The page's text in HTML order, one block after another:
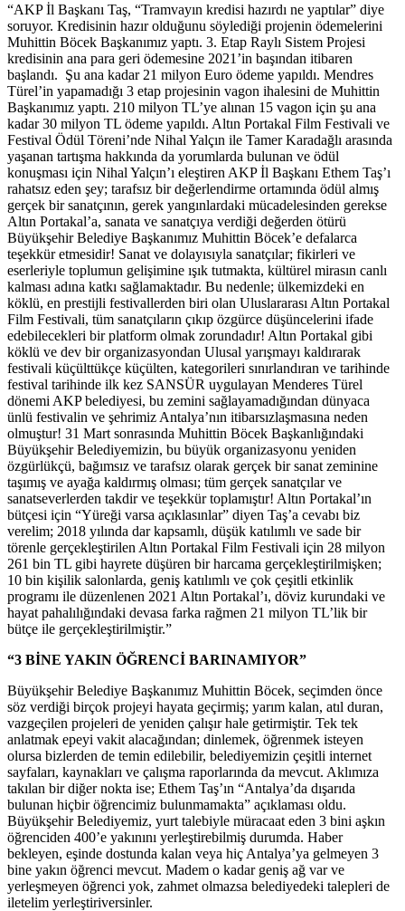
“AKP İl Başkanı Taş, “Tramvayın kredisi hazırdı ne yaptılar” diye
soruyor. Kredisinin hazır olduğunu söylediği projenin ödemelerini
Muhittin Böcek Başkanımız yaptı. 3. Etap Raylı Sistem Projesi
kredisinin ana para geri ödemesine 2021’in başından itibaren
başlandı. Şu ana kadar 21 milyon Euro ödeme yapıldı. Mendres
Türel’in yapamadığı 3 etap projesinin vagon ihalesini de Muhittin
Başkanımız yaptı. 210 milyon TL’ye alınan 15 vagon için şu ana
kadar 30 milyon TL ödeme yapıldı. Altın Portakal Film Festivali ve
Festival Ödül Töreni’nde Nihal Yalçın ile Tamer Karadağlı arasında
yaşanan tartışma hakkında da yorumlarda bulunan ve ödül
konuşması için Nihal Yalçın’ı eleştiren AKP İl Başkanı Ethem Taş’ı
rahatsız eden şey; tarafsız bir değerlendirme ortamında ödül almış
gerçek bir sanatçının, gerek yangınlardaki mücadelesinden gerekse
Altın Portakal’a, sanata ve sanatçıya verdiği değerden ötürü
Büyükşehir Belediye Başkanımız Muhittin Böcek’e defalarca
teşekkür etmesidir! Sanat ve dolayısıyla sanatçılar; fikirleri ve
eserleriyle toplumun gelişimine ışık tutmakta, kültürel mirasın canlı
kalması adına katkı sağlamaktadır. Bu nedenle; ülkemizdeki en
köklü, en prestijli festivallerden biri olan Uluslararası Altın Portakal
Film Festivali, tüm sanatçıların çıkıp özgürce düşüncelerini ifade
edebilecekleri bir platform olmak zorundadır! Altın Portakal gibi
köklü ve dev bir organizasyondan Ulusal yarışmayı kaldırarak
festivali küçülttükçe küçülten, kategorileri sınırlandıran ve tarihinde
festival tarihinde ilk kez SANSÜR uygulayan Menderes Türel
dönemi AKP belediyesi, bu zemini sağlayamadığından dünyaca
ünlü festivalin ve şehrimiz Antalya’nın itibarsızlaşmasına neden
olmuştur! 31 Mart sonrasında Muhittin Böcek Başkanlığındaki
Büyükşehir Belediyemizin, bu büyük organizasyonu yeniden
özgürlükçü, bağımsız ve tarafsız olarak gerçek bir sanat zeminine
taşımış ve ayağa kaldırmış olması; tüm gerçek sanatçılar ve
sanatseverlerden takdir ve teşekkür toplamıştır! Altın Portakal’ın
bütçesi için “Yüreği varsa açıklasınlar” diyen Taş’a cevabı biz
verelim; 2018 yılında dar kapsamlı, düşük katılımlı ve sade bir
törenle gerçekleştirilen Altın Portakal Film Festivali için 28 milyon
261 bin TL gibi hayrete düşüren bir harcama gerçekleştirilmişken;
10 bin kişilik salonlarda, geniş katılımlı ve çok çeşitli etkinlik
programı ile düzenlenen 2021 Altın Portakal’ı, döviz kurundaki ve
hayat pahalılığındaki devasa farka rağmen 21 milyon TL’lik bir
bütçe ile gerçekleştirilmiştir.”
“3 BİNE YAKIN ÖĞRENCİ BARINAMIYOR”
Büyükşehir Belediye Başkanımız Muhittin Böcek, seçimden önce
söz verdiği birçok projeyi hayata geçirmiş; yarım kalan, atıl duran,
vazgeçilen projeleri de yeniden çalışır hale getirmiştir. Tek tek
anlatmak epeyi vakit alacağından; dinlemek, öğrenmek isteyen
olursa bizlerden de temin edilebilir, belediyemizin çeşitli internet
sayfaları, kaynakları ve çalışma raporlarında da mevcut. Aklımıza
takılan bir diğer nokta ise; Ethem Taş’ın “Antalya’da dışarıda
bulunan hiçbir öğrencimiz bulunmamakta” açıklaması oldu.
Büyükşehir Belediyemiz, yurt talebiyle müracaat eden 3 bini aşkın
öğrenciden 400’e yakınını yerleştirebilmiş durumda. Haber
bekleyen, eşinde dostunda kalan veya hiç Antalya’ya gelmeyen 3
bine yakın öğrenci mevcut. Madem o kadar geniş ağ var ve
yerleşmeyen öğrenci yok, zahmet olmazsa belediyedeki talepleri de
iletelim yerleştiriversinler.